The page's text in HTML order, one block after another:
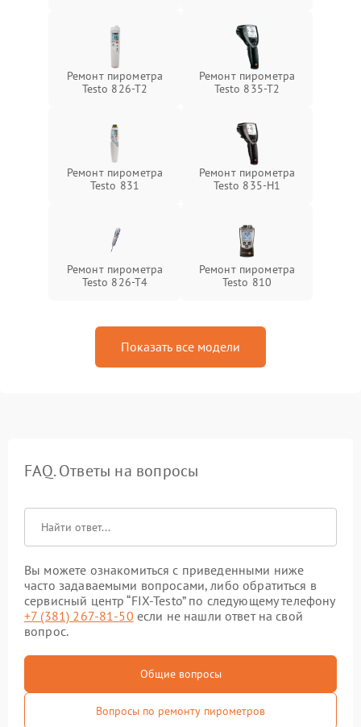
Ремонт пирометра
Testo 826-T2
Ремонт пирометра
Testo 835-T2
Ремонт пирометра
Testo 831
Ремонт пирометра
Testo 835-H1
Ремонт пирометра
Testo 826-T4
Ремонт пирометра
Testo 810
Показать все модели
FAQ. Ответы на вопросы
Вы можете ознакомиться с приведенными ниже
часто задаваемыми вопросами, либо обратиться в
сервисный центр “FIX-Testo” по следующему телефону
+7 (381) 267-81-50 если не нашли ответ на свой
вопрос.
Общие вопросы
Вопросы по ремонту пирометров